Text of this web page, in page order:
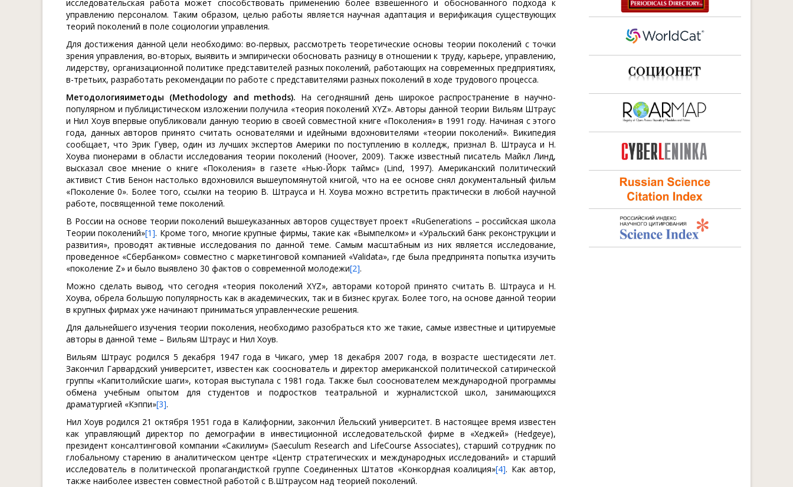
исследовательская работа может способствовать применению более взвешенного и обоснованного подхода к
управлению персоналом. Таким образом, целью работы является научная адаптация и верификация существующих
теорий поколений в поле социологии управления.
Для достижения данной цели необходимо: во-первых, рассмотреть теоретические основы теории поколений с точки
зрения управления, во-вторых, выявить и эмпирически обосновать разницу в отношении к труду, карьере, управлению,
лидерству, организационной политике представителей разных поколений, работающих на современных предприятиях,
в-третьих, разработать рекомендации по работе с представителями разных поколений в ходе трудового процесса.
Методологияиметоды (Methodology and methods). На сегодняшний день широкое распространение в научно-
популярном и публицистическом изложении получила «теория поколений XYZ». Авторы данной теории Вильям Штраус
и Нил Хоув впервые опубликовали данную теорию в своей совместной книге «Поколения» в 1991 году. Начиная с этого
года, данных авторов принято считать основателями и идейными вдохновителями «теории поколений». Википедия
сообщает, что Эрик Гувер, один из лучших экспертов Америки по поступлению в колледж, признал В. Штрауса и Н.
Хоува пионерами в области исследования теории поколений (Hoover, 2009). Также известный писатель Майкл Линд,
высказал свое мнение о книге «Поколения» в газете «Нью-Йорк таймс» (Lind, 1997). Американский политический
активист Стив Бенон настолько вдохновился вышеупомянутой книгой, что на ее основе снял документальный фильм
«Поколение 0». Более того, ссылки на теорию В. Штрауса и Н. Хоува можно встретить практически в любой научной
работе, посвященной теме поколений.
В России на основе теории поколений вышеуказанных авторов существует проект «RuGenerations – российская школа
Теории поколений»[1]. Кроме того, многие крупные фирмы, такие как «Вымпелком» и «Уральский банк реконструкции и
развития», проводят активные исследования по данной теме. Самым масштабным из них является исследование,
проведенное «Сбербанком» совместно с маркетинговой компанией «Validata», где была предпринята попытка изучить
«поколение Z» и было выявлено 30 фактов о современной молодежи[2].
Можно сделать вывод, что сегодня «теория поколений XYZ», авторами которой принято считать В. Штрауса и Н.
Хоува, обрела большую популярность как в академических, так и в бизнес кругах. Более того, на основе данной теории
в крупных фирмах уже начинают приниматься управленческие решения.
Для дальнейшего изучения теории поколения, необходимо разобраться кто же такие, самые известные и цитируемые
авторы в данной теме – Вильям Штраус и Нил Хоув.
Вильям Штраус родился 5 декабря 1947 года в Чикаго, умер 18 декабря 2007 года, в возрасте шестидесяти лет.
Закончил Гарвардский университет, известен как сооснователь и директор американской политической сатирической
группы «Капитолийские шаги», которая выступала с 1981 года. Также был сооснователем международной программы
обмена учебным опытом для студентов и подростков театральной и журналистской школ, занимающихся
драматургией «Кэппи»[3].
Нил Хоув родился 21 октября 1951 года в Калифорнии, закончил Йельский университет. В настоящее время известен
как управляющий директор по демографии в инвестиционной исследовательской фирме в «Хеджей» (Hedgeye),
президент консалтинговой компании «Сакилиум» (Saeculum Research and LifeCourse Associates), старший сотрудник по
глобальному старению в аналитическом центре «Центр стратегических и международных исследований» и старший
исследователь в политической пропагандисткой группе Соединенных Штатов «Конкордная коалиция»[4]. Как автор,
также наиболее известен совместной работой с В.Штраусом над теорией поколений.